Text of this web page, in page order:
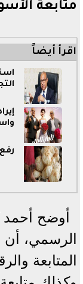
متابعة
اقرأ أيضاً
رفع
أوضح أحمد
الرسمي،
المتابعة